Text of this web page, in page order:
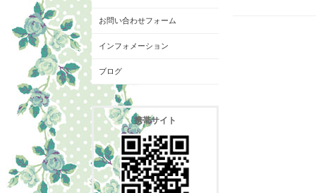
お問い合わせフォーム
インフォメーション
ブログ
携帯サイト